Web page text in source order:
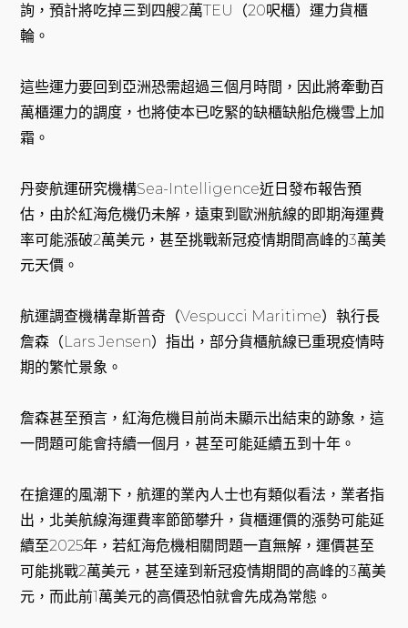
詢，預計將吃掉三到四艘2萬TEU（20呎櫃）運力貨櫃
輪。
這些運力要回到亞洲恐需超過三個月時間，因此將牽動百
萬櫃運力的調度，也將使本已吃緊的缺櫃缺船危機雪上加
霜。
丹麥航運研究機構Sea-Intelligence近日發布報告預
估，由於紅海危機仍未解，遠東到歐洲航線的即期海運費
率可能漲破2萬美元，甚至挑戰新冠疫情期間高峰的3萬美
元天價。
航運調查機構韋斯普奇（Vespucci Maritime）執行長
詹森（Lars Jensen）指出，部分貨櫃航線已重現疫情時
期的繁忙景象。
詹森甚至預言，紅海危機目前尚未顯示出結束的跡象，這
一問題可能會持續一個月，甚至可能延續五到十年。
在搶運的風潮下，航運的業內人士也有類似看法，業者指
出，北美航線海運費率節節攀升，貨櫃運價的漲勢可能延
續至2025年，若紅海危機相關問題一直無解，運價甚至
可能挑戰2萬美元，甚至達到新冠疫情期間的高峰的3萬美
元，而此前1萬美元的高價恐怕就會先成為常態。